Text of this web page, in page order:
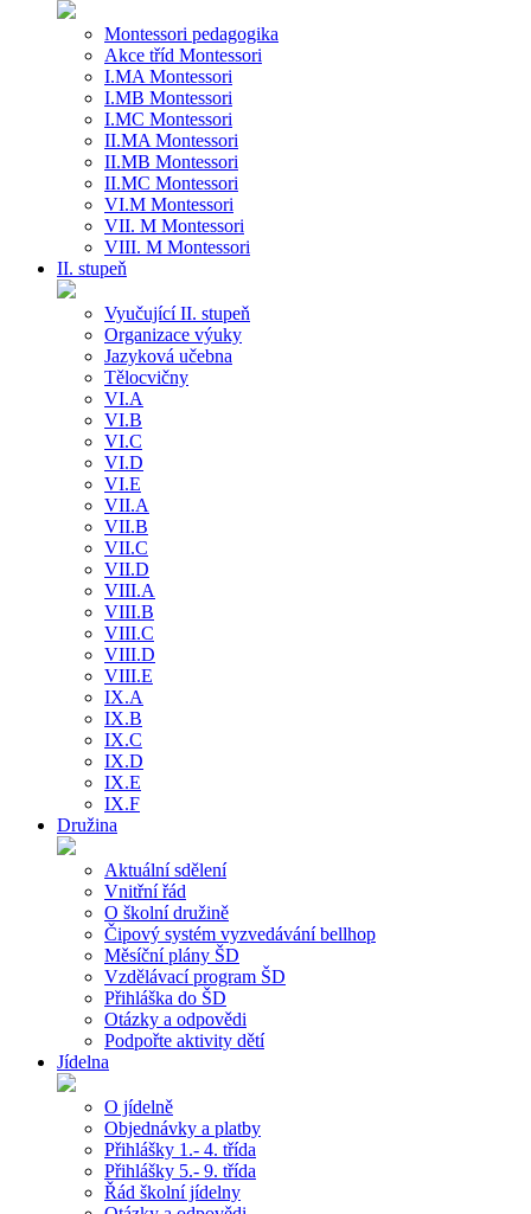
Montessori pedagogika
Akce tříd Montessori
I.MA Montessori
I.MB Montessori
I.MC Montessori
II.MA Montessori
II.MB Montessori
II.MC Montessori
VI.M Montessori
VII. M Montessori
VIII. M Montessori
II. stupeň
Vyučující II. stupeň
Organizace výuky
Jazyková učebna
Tělocvičny
VI.A
VI.B
VI.C
VI.D
VI.E
VII.A
VII.B
VII.C
VII.D
VIII.A
VIII.B
VIII.C
VIII.D
VIII.E
IX.A
IX.B
IX.C
IX.D
IX.E
IX.F
Družina
Aktuální sdělení
Vnitřní řád
O školní družině
Čipový systém vyzvedávání bellhop
Měsíční plány ŠD
Vzdělávací program ŠD
Přihláška do ŠD
Otázky a odpovědi
Podpořte aktivity dětí
Jídelna
O jídelně
Objednávky a platby
Přihlášky 1.- 4. třída
Přihlášky 5.- 9. třída
Řád školní jídelny